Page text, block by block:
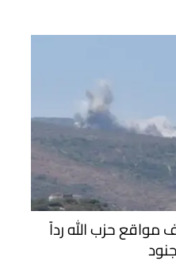
مواقع حزب الله رداً